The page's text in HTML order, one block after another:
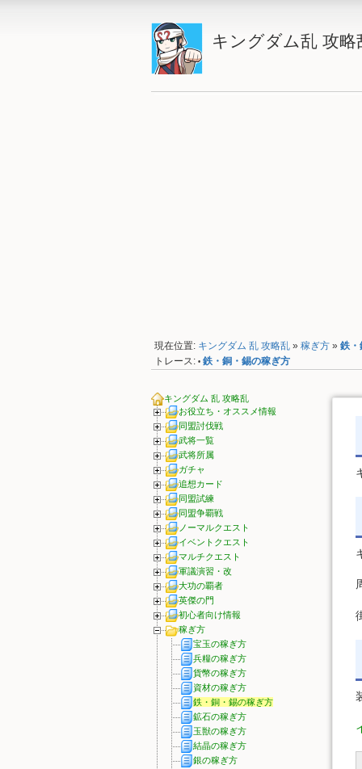
キングダム乱 攻略
現在位置: キングダム 乱 攻略乱 »稼ぎ方 »鉄・
トレース: • 鉄・銅・錫の稼ぎ方
キングダム 乱 攻略乱
お役立ち・オススメ情報
同盟討伐戦
武将一覧
武将所属
ガチャ
追想カード
同盟試練
同盟争覇戦
ノーマルクエスト
イベントクエスト
マルチクエスト
軍議演習・改
大功の覇者
英傑の門
初心者向け情報
稼ぎ方
宝玉の稼ぎ方
兵糧の稼ぎ方
貨幣の稼ぎ方
資材の稼ぎ方
鉄・銅・錫の稼ぎ方
鉱石の稼ぎ方
玉獣の稼ぎ方
結晶の稼ぎ方
銀の稼ぎ方